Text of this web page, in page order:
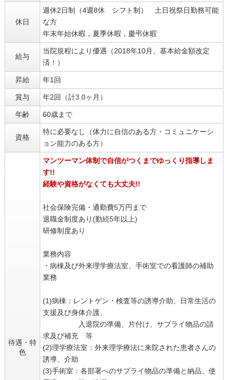
休日
週休2日制（4週8休 シフト制） 土日祝祭日勤務可能
な方
年末年始休暇，夏季休暇，慶弔休暇
給与
当院規程により優遇（2018年10月、基本給金額改定
済！）
昇給 年1回
賞与 年2回（計3.0ヶ月）
年齢 60歳まで
資格
特に必要なし（体力に自信のある方・コミュニケーシ
ョン能力のある方）
待遇・特
色
マンツーマン体制で自信がつくまでゆっくり指導しま
す!!
経験や資格がなくても大丈夫!!
社会保険完備・通勤費5万円まで
退職金制度あり(勤続5年以上)
研修制度あり
業務内容
・病棟及び外来理学療法室、手術室での看護師の補助
業務
(1)病棟：レントゲン・検査等の誘導介助、日常生活の
支援及び身体介護、
入退院の準備、片付け、サプライ物品の請
求及び補充 等
(2)理学療法室：外来理学療法に来院された患者さんの
誘導、介助
(3)手術室：各部署へのサプライ物品の準備と納品、使